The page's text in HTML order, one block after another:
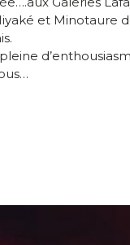
et Minotaure